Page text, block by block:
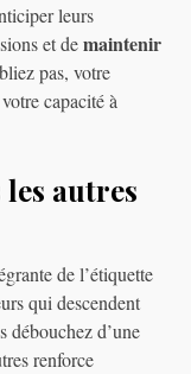
leurs
et demaintenir
pas, votre
capacité à
les autres
de l’étiquette
qui descendent
débouchez d’une
renforce